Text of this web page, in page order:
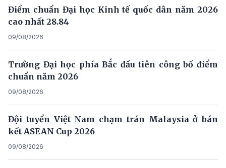
Điểm chuẩn Đại học Kinh tế quốc dân năm 2026
cao nhất 28.84
09/08/2026
Trường Đại học phía Bắc đầu tiên công bố điểm
chuẩn năm 2026
09/08/2026
Đội tuyển Việt Nam chạm trán Malaysia ở bán
kết ASEAN Cup 2026
09/08/2026